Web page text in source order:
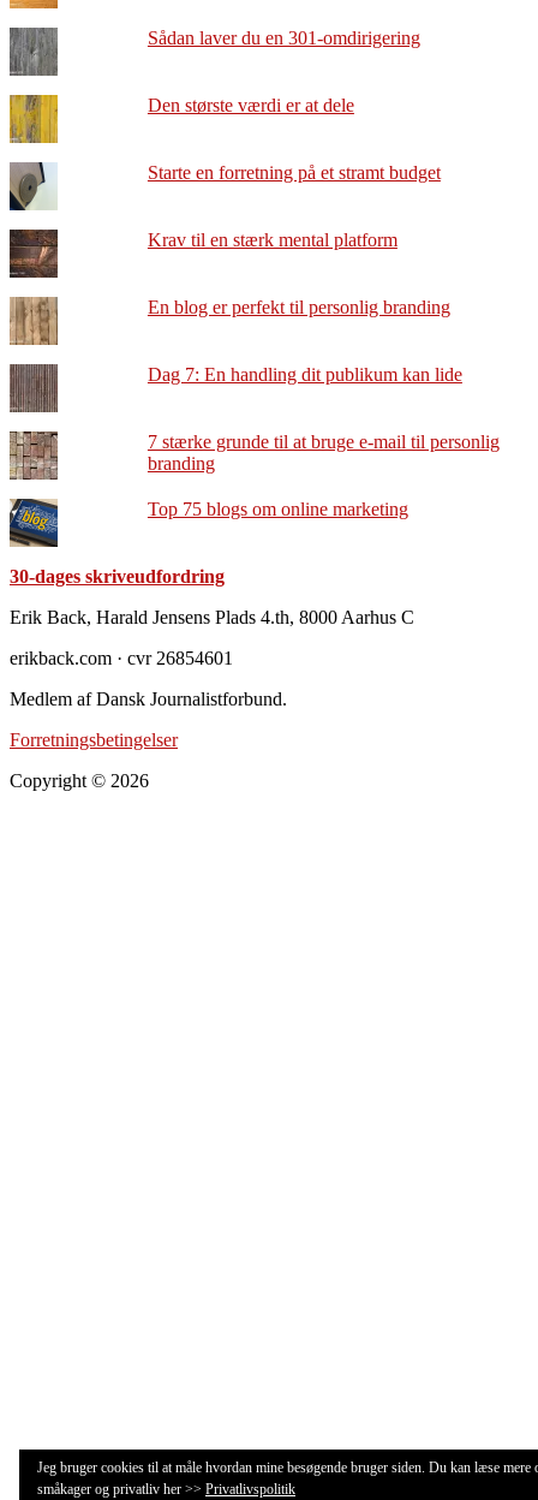
Sådan laver du en 301-omdirigering
Den største værdi er at dele
Starte en forretning på et stramt budget
Krav til en stærk mental platform
En blog er perfekt til personlig branding
Dag 7: En handling dit publikum kan lide
7 stærke grunde til at bruge e-mail til personlig
branding
Top 75 blogs om online marketing
30-dages skriveudfordring
Footer
Erik Back, Harald Jensens Plads 4.th, 8000 Aarhus C
erikback.com · cvr 26854601
Medlem af Dansk Journalistforbund.
Forretningsbetingelser
Copyright © 2026
Jeg bruger cookies til at måle hvordan mine besøgende bruger siden. Du kan læse mere
småkager og privatliv her >> Privatlivspolitik